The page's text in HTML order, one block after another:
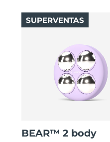
BEAR™ 2 body
SUPERVENTAS